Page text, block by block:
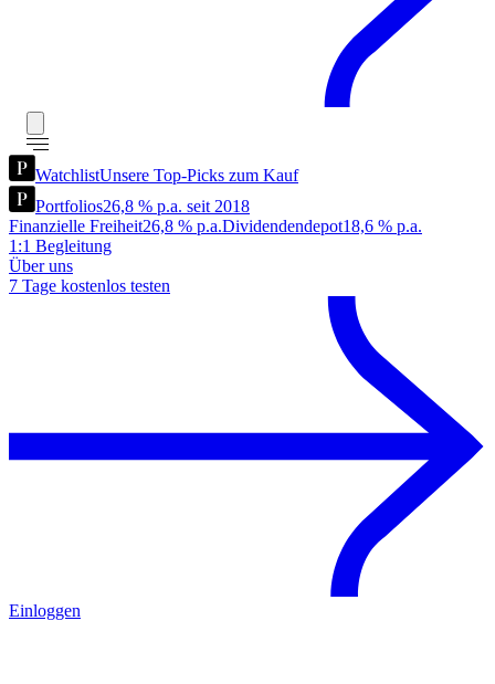
WatchlistUnsere Top-Picks zum Kauf
Portfolios26,8 % p.a. seit 2018
Finanzielle Freiheit26,8 % p.a.Dividendendepot18,6 % p.a.
1:1 Begleitung
Über uns
7 Tage kostenlos testen
Einloggen